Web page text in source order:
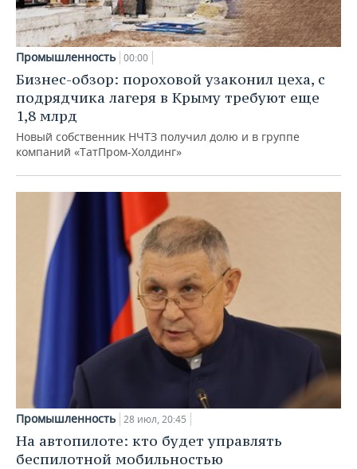
Промышленность 00:00
Бизнес-обзор: пороховой узаконил цеха, с
подрядчика лагеря в Крыму требуют еще
1,8 млрд
Новый собственник НЧТЗ получил долю и в группе
компаний «ТатПром-Холдинг»
Промышленность 28 июл, 20:45
На автопилоте: кто будет управлять
беспилотной мобильностью